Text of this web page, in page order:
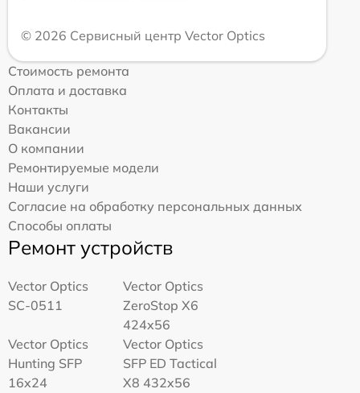
© 2026 Сервисный центр Vector Optics
Стоимость ремонта
Оплата и доставка
Контакты
Вакансии
О компании
Ремонтируемые модели
Наши услуги
Согласие на обработку персональных данных
Способы оплаты
Ремонт устройств
Vector Optics
SC-0511
Vector Optics
ZeroStop X6
424x56
Vector Optics
Hunting SFP
16x24
Vector Optics
SFP ED Tactical
X8 432x56